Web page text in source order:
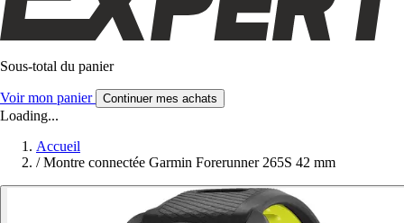
Sous-total du panier
Voir mon panier Continuer mes achats
Loading...
Accueil
/ Montre connectée Garmin Forerunner 265S 42 mm